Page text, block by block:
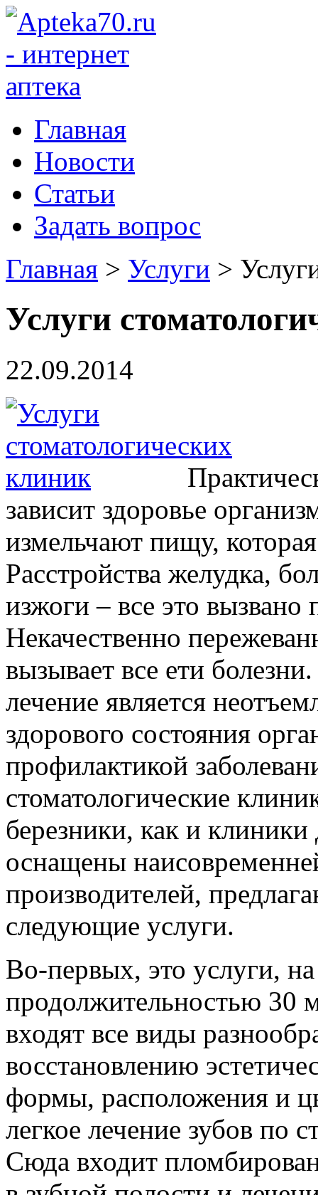
Главная
Новости
Статьи
Задать вопрос
Главная > Услуги >
Услуги
22.09.2014
зависит здоровье
измельчают пищу,
Расстройства желудка,
изжоги – все это
Некачественно
вызывает все ети
лечение является
здорового состояния
профилактикой
стоматологические
березники, как и
оснащены
производителей,
следующие услуги.
Во-первых, это услуги,
продолжительностью 30
входят все виды
восстановлению
формы, расположения и
легкое лечение зубов по
Сюда входит